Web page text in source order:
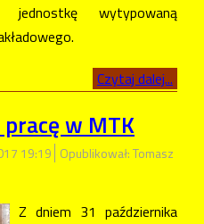
jednostkę wytypowaną
Czytaj dalej...
w MTK
19:19 Opublikował: Tomasz
Z dniem 31 października